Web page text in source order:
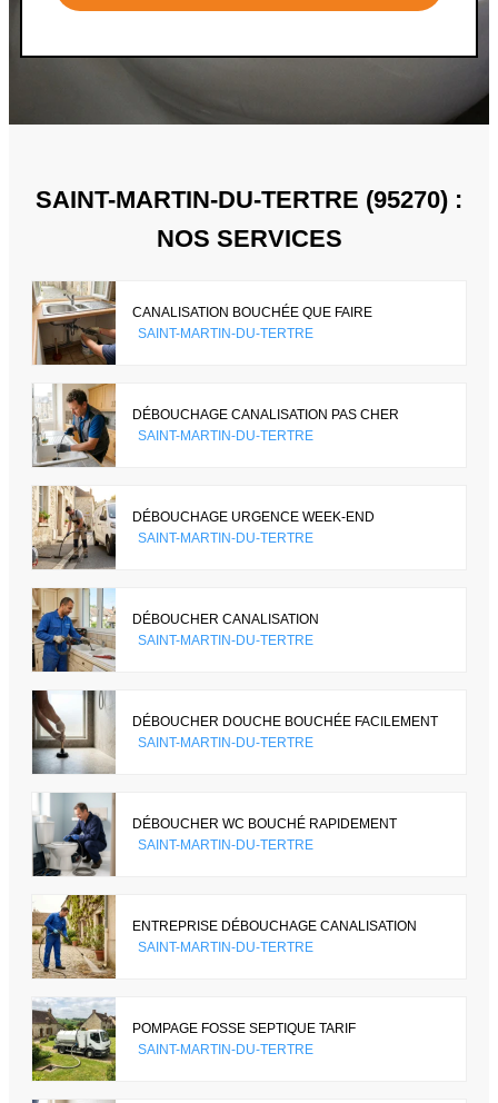
SAINT-MARTIN-DU-TERTRE (95270) :
NOS SERVICES
CANALISATION BOUCHÉE QUE FAIRE
SAINT-MARTIN-DU-TERTRE
DÉBOUCHAGE CANALISATION PAS CHER
SAINT-MARTIN-DU-TERTRE
DÉBOUCHAGE URGENCE WEEK-END
SAINT-MARTIN-DU-TERTRE
DÉBOUCHER CANALISATION
SAINT-MARTIN-DU-TERTRE
DÉBOUCHER DOUCHE BOUCHÉE FACILEMENT
SAINT-MARTIN-DU-TERTRE
DÉBOUCHER WC BOUCHÉ RAPIDEMENT
SAINT-MARTIN-DU-TERTRE
ENTREPRISE DÉBOUCHAGE CANALISATION
SAINT-MARTIN-DU-TERTRE
POMPAGE FOSSE SEPTIQUE TARIF
SAINT-MARTIN-DU-TERTRE